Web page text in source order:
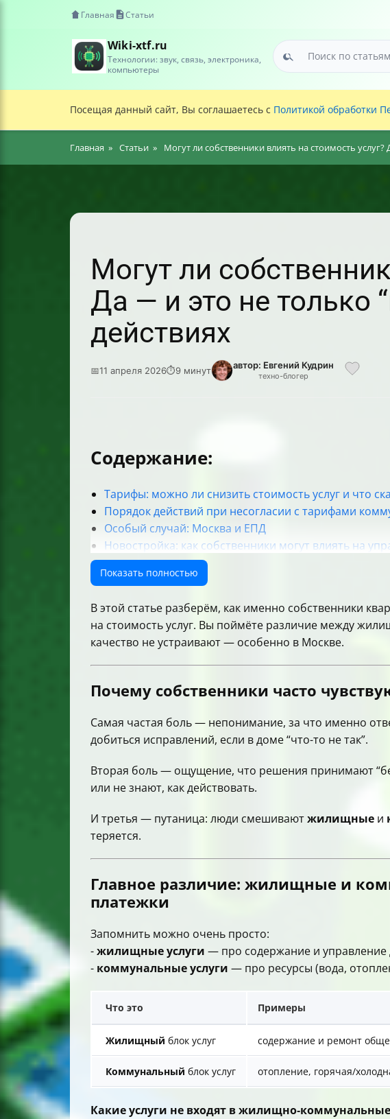
Главная Статьи
Wiki-xtf.ru
Технологии: звук, связь, электроника,
компьютеры
Посещая данный сайт, Вы соглашаетесь с Политикой обработки
Главная Статьи Могут ли собственники влиять на стоимость
Могут ли
Да — и это не только
действиях
📅11 апреля 2026⏱9 минут автор: Евгений Кудрин
техно-блогер
Содержание:
Тарифы: можно ли снизить стоимость услуг и что
Порядок действий при несогласии с тарифами
Особый случай: Москва и ЕПД
Новостройка: как собственники могут влиять на
Как выбрать управляющую компанию: признаки
Практика собрания собственников: что важно,
А если нужен ещё один “уровень влияния”:
Показать полностью
В этой статье разберём, как именно собственники
на стоимость услуг. Вы поймёте различие между
качество не устраивают — особенно в Москве.
Почему собственники часто
Самая частая боль — непонимание, за что именно
добиться исправлений, если в доме “что-то не так”.
Вторая боль — ощущение, что решения принимают
или не знают, как действовать.
И третья — путаница: люди смешиваютжилищные и
теряется.
Главное различие: жилищные и
платежки
Запомнить можно очень просто:
-жилищные услуги — про содержание и
- коммунальные услуги — про ресурсы (вода,
Что это Примеры
Жилищный блок услуг содержание и ремонт
Коммунальный блок услуг отопление, горячая/
Какие услуги не входят в жилищно‑коммунальные